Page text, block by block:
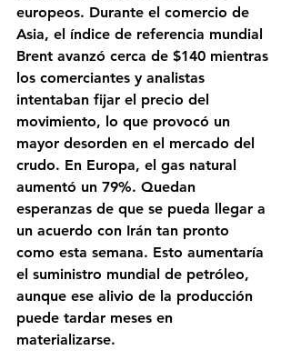
europeos. Durante el comercio de
Asia, el índice de referencia mundial
Brent avanzó cerca de $140 mientras
los comerciantes y analistas
intentaban fijar el precio del
movimiento, lo que provocó un
mayor desorden en el mercado del
crudo. En Europa, el gas natural
aumentó un 79%. Quedan
esperanzas de que se pueda llegar a
un acuerdo con Irán tan pronto
como esta semana. Esto aumentaría
el suministro mundial de petróleo,
aunque ese alivio de la producción
puede tardar meses en
materializarse.